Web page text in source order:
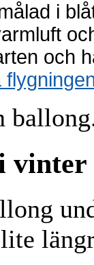
i
och
vinter